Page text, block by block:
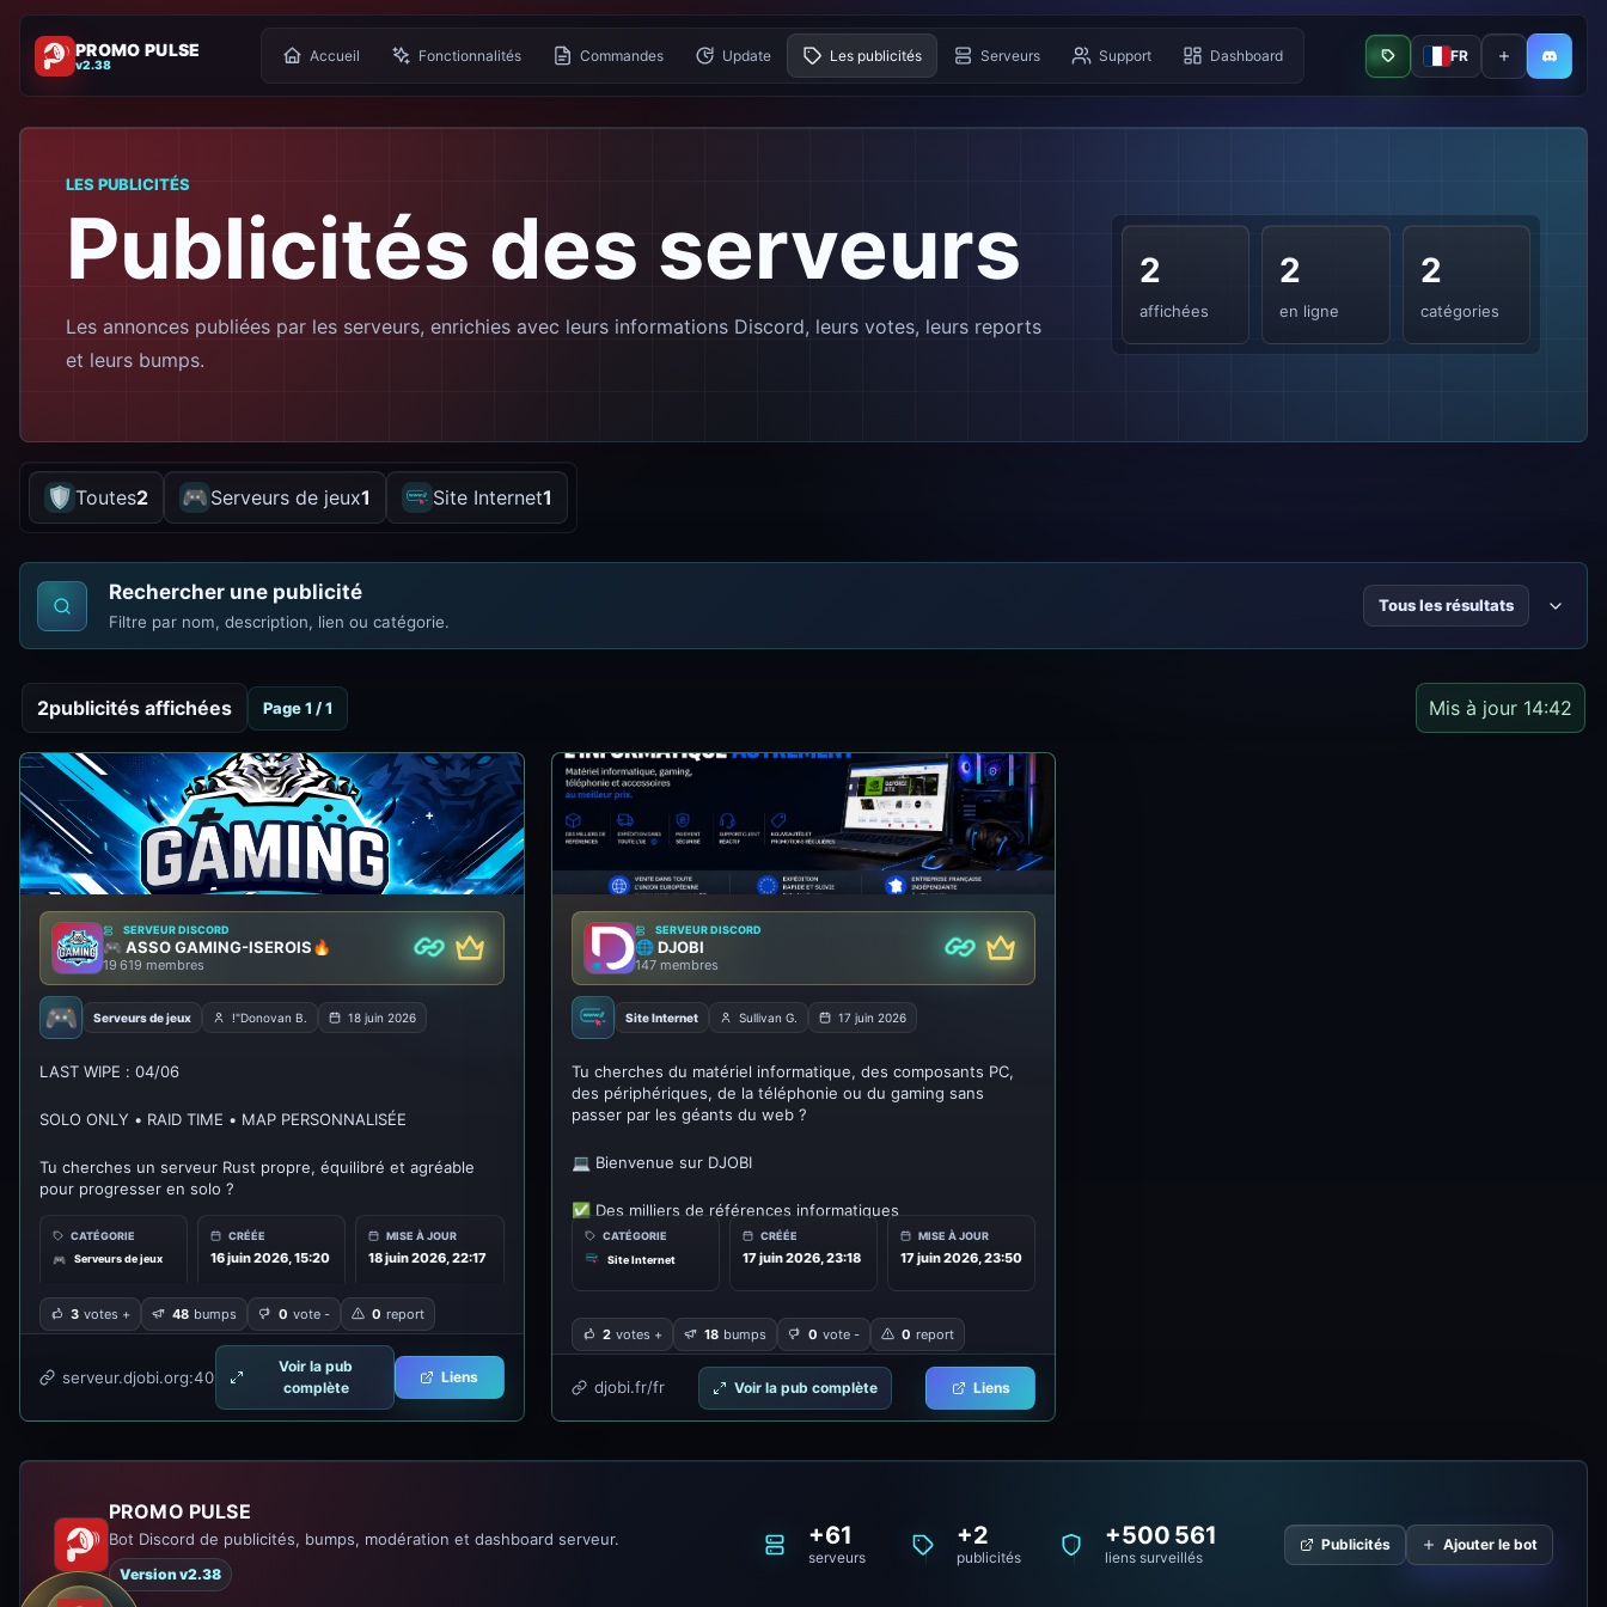
PROMO PULSE
v2.38 Accueil Fonctionnalités Commandes Update Les publicités Serveurs Support Dashboard Bot en ligne
FR Ajouter le bot
LES PUBLICITÉS
Publicités des serveurs
Les annonces publiées par les serveurs, enrichies avec leurs informations Discord, leurs votes, leurs reports
et leurs bumps.
2
affichées
2
en ligne
2
catégories
🛡️ Toutes2 🎮 Serveurs de jeux1 Site Internet1
Rechercher une publicité
Filtre par nom, description, lien ou catégorie.
Tous les résultats
2publicités affichées Page 1 / 1 Mis à jour 14:42
SERVEUR DISCORD
🎮 ASSO GAMING-ISEROIS🔥
19 619 membres
PartenairePremium
🎮 Serveurs de jeux !"Donovan B. 18 juin 2026
🦀 [FR] Serveur Rust SOLO — Débutant
Friendly
LAST WIPE : 04/06
SOLO ONLY • RAID TIME • MAP PERSONNALISÉE
Tu cherches un serveur Rust propre, équilibré et agréable
pour progresser en solo ?
Bienvenue sur notre serveur communautaire français, pensé
pour les joueurs qui veulent jouer sérieusement sans subir
🔥 Ce que propose le serveur
🧍 Solo Only
Pas d’alliances abusives, pas de zergs, tout le monde joue sur
CATÉGORIE
🎮
Serveurs de jeux
CRÉÉE
16 juin 2026, 15:20
MISE À JOUR
18 juin 2026, 22:17
3 votes + 48 bumps 0 vote - 0 report
serveur.djobi.org:4027
Voir la pub
complète
Liens
SERVEUR DISCORD
🌐 DJOBI
147 membres
PartenairePremium
Site Internet Sullivan G. 17 juin 2026
🚀 DJOBI.FR - L'informatique autrement
Tu cherches du matériel informatique, des composants PC,
des périphériques, de la téléphonie ou du gaming sans
passer par les géants du web ?
💻 Bienvenue sur DJOBI
✅ Des milliers de références informatiques
✅ Expédition dans toute l'Union Européenne 🇪🇺
✅ Paiement sécurisé
✅ Nouveautés et promotions régulières
CATÉGORIE
Site Internet
CRÉÉE
17 juin 2026, 23:18
MISE À JOUR
17 juin 2026, 23:50
2 votes + 18 bumps 0 vote - 0 report
djobi.fr/fr Voir la pub complète Liens
PROMO PULSE
Bot Discord de publicités, bumps, modération et dashboard serveur.
Version v2.38
+61
serveurs
+2
publicités
+500 561
liens surveillés
Publicités Ajouter le bot